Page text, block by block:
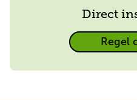
Direct
Direct
Regel